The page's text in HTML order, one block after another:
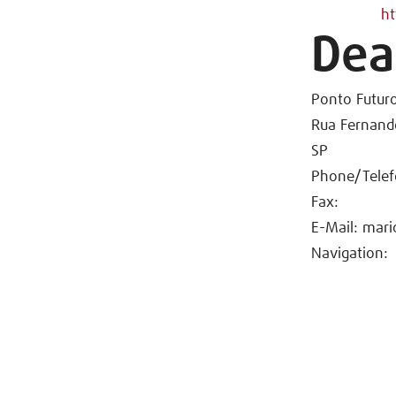
Ponto
Rua
SP
Phone/
Fax:
E-Mail:
Navigation: